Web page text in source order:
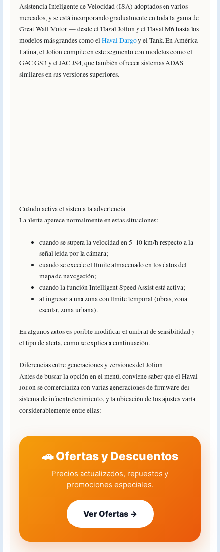
Asistencia Inteligente de Velocidad (ISA) adoptados en varios
mercados, y se está incorporando gradualmente en toda la gama de
Great Wall Motor — desde el Haval Jolion y el Haval M6 hasta los
modelos más grandes como elHaval Dargoy el Tank. En América
Latina, el Jolion compite en este segmento con modelos como el
GAC GS3 y el JAC JS4, que también ofrecen sistemas ADAS
similares en sus versiones superiores.
Cuándo activa el sistema la advertencia
La alerta aparece normalmente en estas situaciones:
cuando se supera la velocidad en 5–10 km/h respecto a la
señal leída por la cámara;
cuando se excede el límite almacenado en los datos del
mapa de navegación;
cuando la función Intelligent Speed Assist está activa;
al ingresar a una zona con límite temporal (obras, zona
escolar, zona urbana).
En algunos autos es posible modificar el umbral de sensibilidad y
el tipo de alerta, como se explica a continuación.
Diferencias entre generaciones y versiones del Jolion
Antes de buscar la opción en el menú, conviene saber que el Haval
Jolion se comercializa con varias generaciones de firmware del
sistema de infoentretenimiento, y la ubicación de los ajustes varía
considerablemente entre ellas:
🚗 Ofertas y Descuentos
Precios actualizados, repuestos y
promociones especiales.
Ver Ofertas →